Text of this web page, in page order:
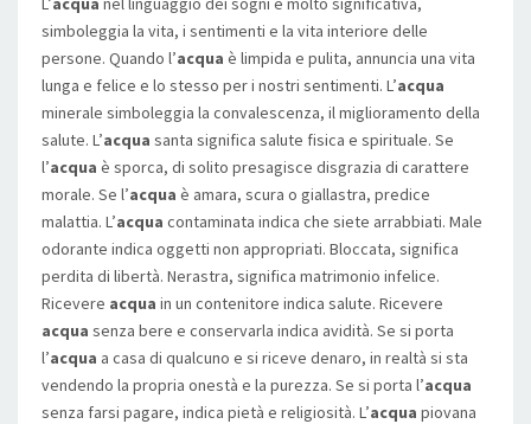
simboleggia la vita, i sentimenti e la vita interiore delle
persone. Quando l’acqua è limpida e pulita, annuncia una vita
lunga e felice e lo stesso per i nostri sentimenti. L’acqua
minerale simboleggia la convalescenza, il miglioramento della
salute. L’acqua santa significa salute fisica e spirituale. Se
l’acqua è sporca, di solito presagisce disgrazia di carattere
morale. Se l’acqua è amara, scura o giallastra, predice
malattia. L’acqua contaminata indica che siete arrabbiati. Male
odorante indica oggetti non appropriati. Bloccata, significa
perdita di libertà. Nerastra, significa matrimonio infelice.
Ricevere acqua in un contenitore indica salute. Ricevere
acqua senza bere e conservarla indica avidità. Se si porta
l’acqua a casa di qualcuno e si riceve denaro, in realtà si sta
vendendo la propria onestà e la purezza. Se si porta l’acqua
senza farsi pagare, indica pietà e religiosità. L’acqua piovana